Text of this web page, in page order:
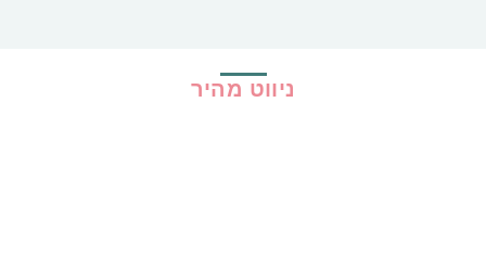
ניווט מהיר